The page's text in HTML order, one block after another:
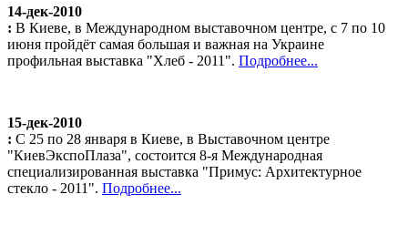
14-дек-2010
: В Киеве, в Международном выставочном центре, с 7 по 10
июня пройдёт самая большая и важная на Украине
профильная выставка "Хлеб - 2011". Подробнее...
15-дек-2010
: С 25 по 28 января в Киеве, в Выставочном центре
"КиевЭкспоПлаза", состоится 8-я Международная
специализированная выставка "Примус: Архитектурное
стекло - 2011". Подробнее...